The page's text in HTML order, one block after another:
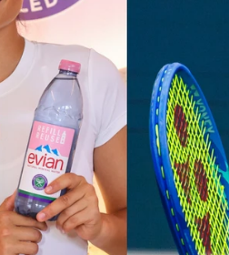
dejó de ser protagonista
de ella... El australiano,
morderse la lengua